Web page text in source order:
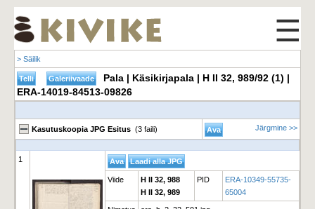
☰
> Säilik
Pala | Käsikirjapala | H II 32, 989/92 (1) |
ERA-14019-84513-09826
Kasutuskoopia JPG Esitus (3 faili) Järgmine >>
1
Viide
H II 32, 988
H II 32, 989
PID
ERA-10349-55735-
65004